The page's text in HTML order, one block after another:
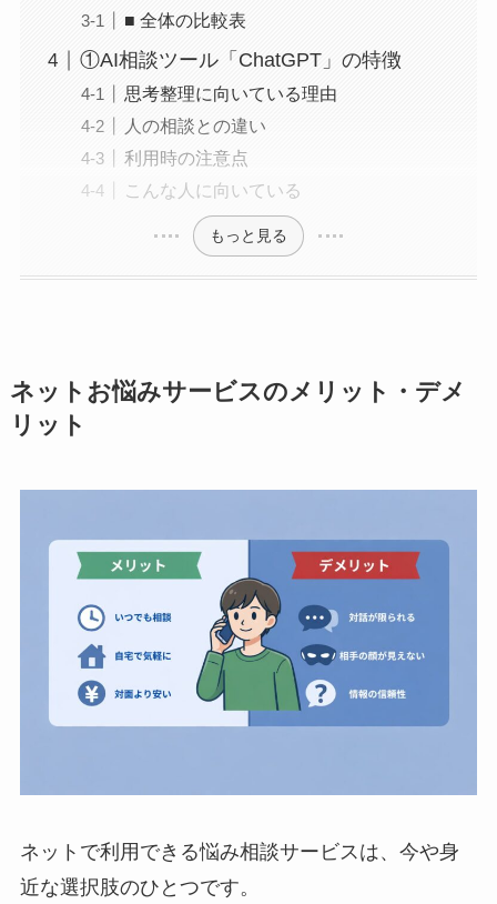
■ 全体の比較表
①AI相談ツール「ChatGPT」の特徴
思考整理に向いている理由
人の相談との違い
利用時の注意点
こんな人に向いている
もっと見る
ネットお悩みサービスのメリット・デメ
リット
ネットで利用できる悩み相談サービスは、今や身
近な選択肢のひとつです。